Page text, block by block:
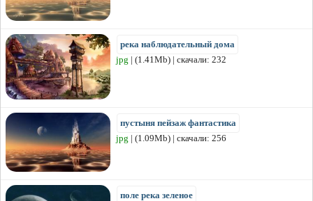
река наблюдательный дома
jpg | (1.41Mb) | скачали: 232
пустыня пейзаж фантастика
jpg | (1.09Mb) | скачали: 256
поле река зеленое